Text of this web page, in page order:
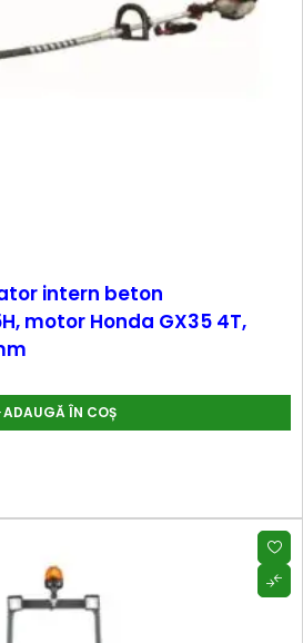
intern beton
motor Honda GX35 4T,
ADAUGĂ ÎN COȘ